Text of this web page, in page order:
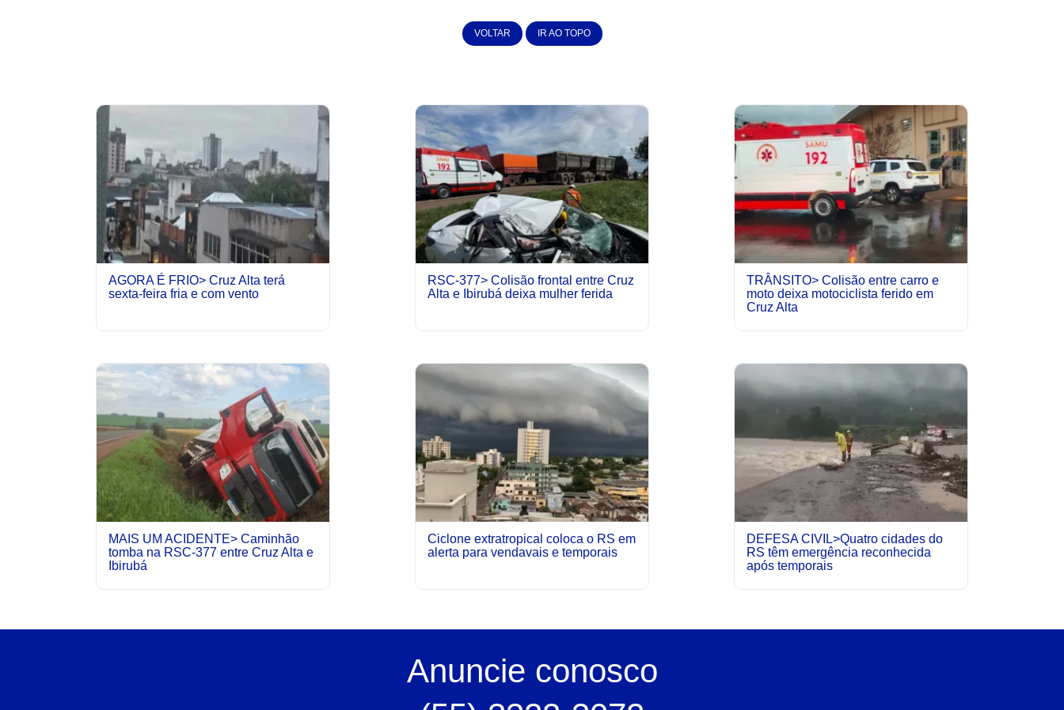
VOLTAR IR AO TOPO
AGORA É FRIO> Cruz Alta terá
sexta-feira fria e com vento
RSC-377> Colisão frontal entre Cruz
Alta e Ibirubá deixa mulher ferida
TRÂNSITO> Colisão entre carro e
moto deixa motociclista ferido em
Cruz Alta
MAIS UM ACIDENTE> Caminhão
tomba na RSC-377 entre Cruz Alta e
Ibirubá
Ciclone extratropical coloca o RS em
alerta para vendavais e temporais
DEFESA CIVIL>Quatro cidades do
RS têm emergência reconhecida
após temporais
Anuncie conosco